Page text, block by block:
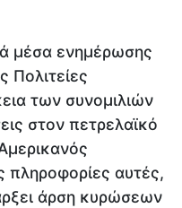
μέσα ενημέρωσης
Πολιτείες
των συνομιλιών
στον πετρελαϊκό
πληροφορίες αυτές,
άρση κυρώσεων